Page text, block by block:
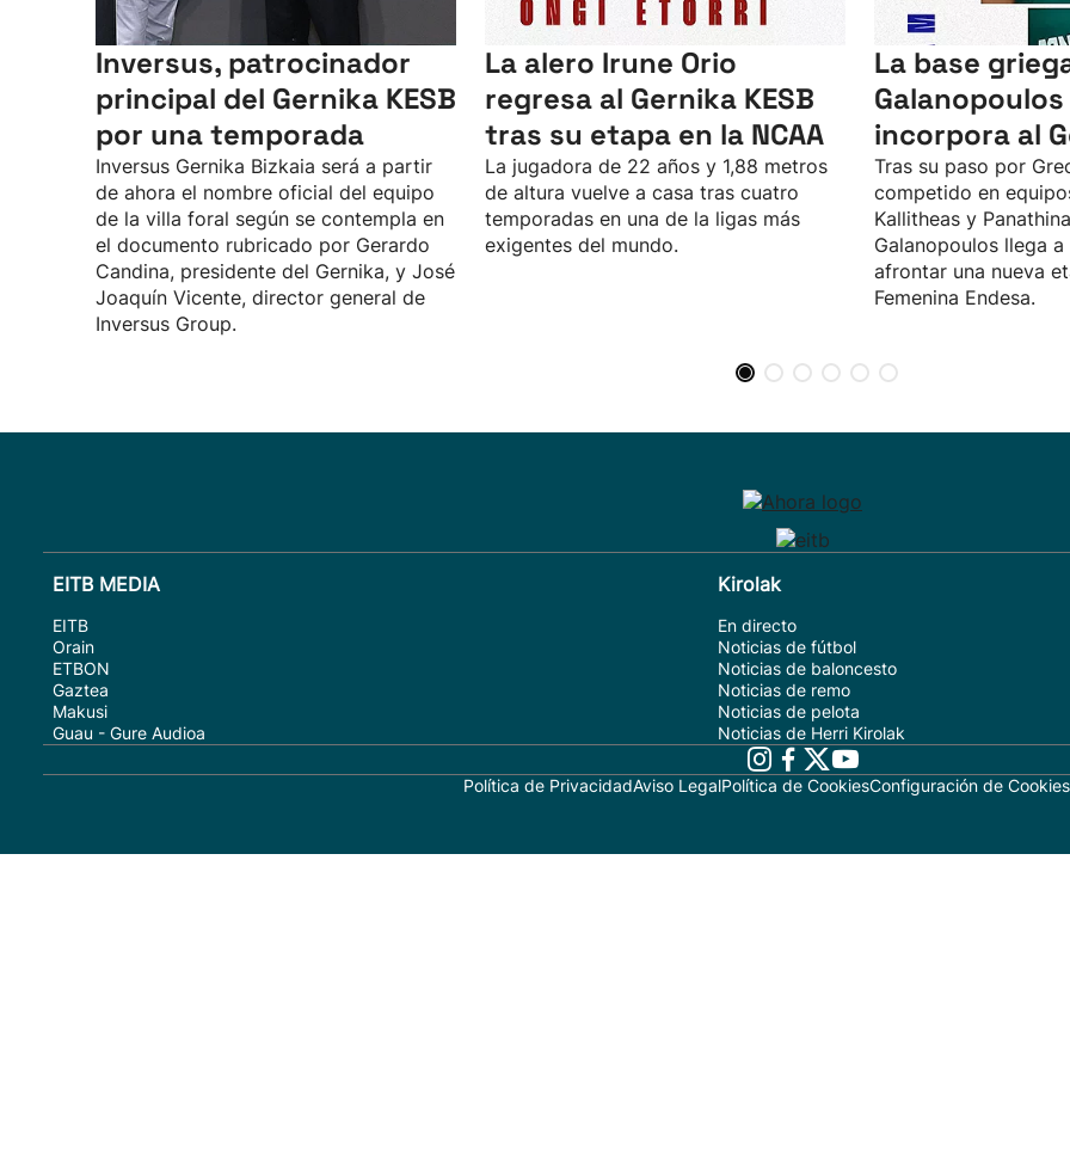
Inversus, patrocinador
principal del Gernika KESB
por una temporada
Inversus Gernika Bizkaia será a partir
de ahora el nombre oficial del equipo
de la villa foral según se contempla en
el documento rubricado por Gerardo
Candina, presidente del Gernika, y José
Joaquín Vicente, director general de
Inversus Group.
La alero Irune Orio
regresa al Gernika KESB
tras su etapa en la NCAA
La jugadora de 22 años y 1,88 metros
de altura vuelve a casa tras cuatro
temporadas en una de la ligas más
exigentes del mundo.
La base
incorpora al
Tras su paso por
competido en
Kallitheas y
Galanopoulos llega
afrontar una nueva
Femenina Endesa.
EITB MEDIA
EITB
Orain
ETBON
Gaztea
Makusi
Guau - Gure Audioa
Kirolak
En directo
Noticias de fútbol
Noticias de baloncesto
Noticias de remo
Noticias de pelota
Noticias de Herri Kirolak
Política de PrivacidadAviso LegalPolítica de CookiesConfiguración de Cookies